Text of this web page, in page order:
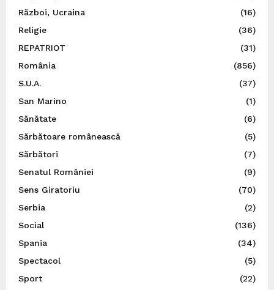
Război, Ucraina
(16)
Religie
(36)
REPATRIOT
(31)
România
(856)
S.U.A.
(37)
San Marino
(1)
Sănătate
(6)
Sărbătoare românească
(5)
Sărbători
(7)
Senatul României
(9)
Sens Giratoriu
(70)
Serbia
(2)
Social
(136)
Spania
(34)
Spectacol
(5)
Sport
(22)